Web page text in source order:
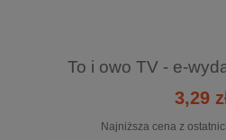
Pismo publikuje porady
satelitarnej, informuje o
kablowych i platform cyfrowych,
To i owo TV - e-
3,29
Najniższa cena z